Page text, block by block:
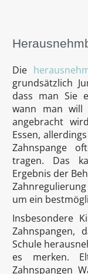
Die
grundsätzlich
dass man Sie
wann man
angebracht
Essen,
Zahnspange
tragen. Das
Ergebnis der
um ein
Insbesondere
Zahnspangen,
Schule
es merken.
Zahnspangen